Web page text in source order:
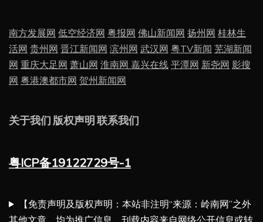
南方发展网 低空经济网 粤报网 佛山新闻网 扬州网 桂林生
活网 贵州网 晋江新闻网 滨州网 武汉网 粤TV新闻 芜湖新闻
网 重庆大足网 萧山网 淮南网 嘉兴在线 平潭网 新尧网 影搜
网 粤港澳都市网 贺州新闻网
关于我们 版权声明 联系我们
粤ICP备19122729号-1
【免责声明及版权声明：本站非注明“来源：岭南网”之外
其他文章，均为推广信息，刊载内容来自网络公开信息或转